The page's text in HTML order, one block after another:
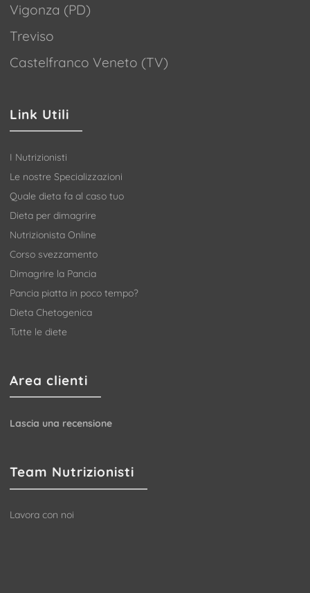
Vigonza (PD)
Treviso
Castelfranco Veneto (TV)
Link Utili
I Nutrizionisti
Le nostre Specializzazioni
Quale dieta fa al caso tuo
Dieta per dimagrire
Nutrizionista Online
Corso svezzamento
Dimagrire la Pancia
Pancia piatta in poco tempo?
Dieta Chetogenica
Tutte le diete
Area clienti
Lascia una recensione
Team Nutrizionisti
Lavora con noi